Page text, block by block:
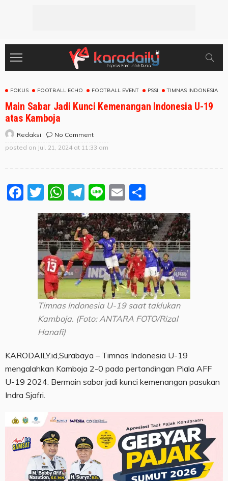
FOKUS FOOTBALL ECHO FOOTBALL EVENT PSSI TIMNAS INDONESIA
Main Sabar Jadi Kunci Kemenangan Indonesia U-19
atas Kamboja
Redaksi
No Comment
posted on Jul. 21, 2024 at 11:33 am
Facebook
Twitter
WhatsApp
Telegram
LineEmail
Timnas Indonesia U-19 saat taklukan
Kamboja. (Foto: ANTARA FOTO/Rizal
Hanafi)
KARODAILY.id,Surabaya – Timnas Indonesia U-19
mengalahkan Kamboja 2-0 pada pertandingan Piala AFF
U-19 2024. Bermain sabar jadi kunci kemenangan pasukan
Indra Sjafri.